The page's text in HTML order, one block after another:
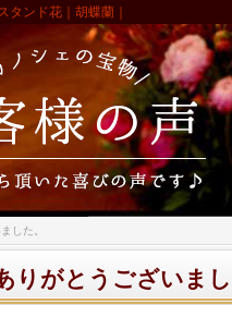
ンド花｜胡蝶蘭｜
した。
りがとうございまし